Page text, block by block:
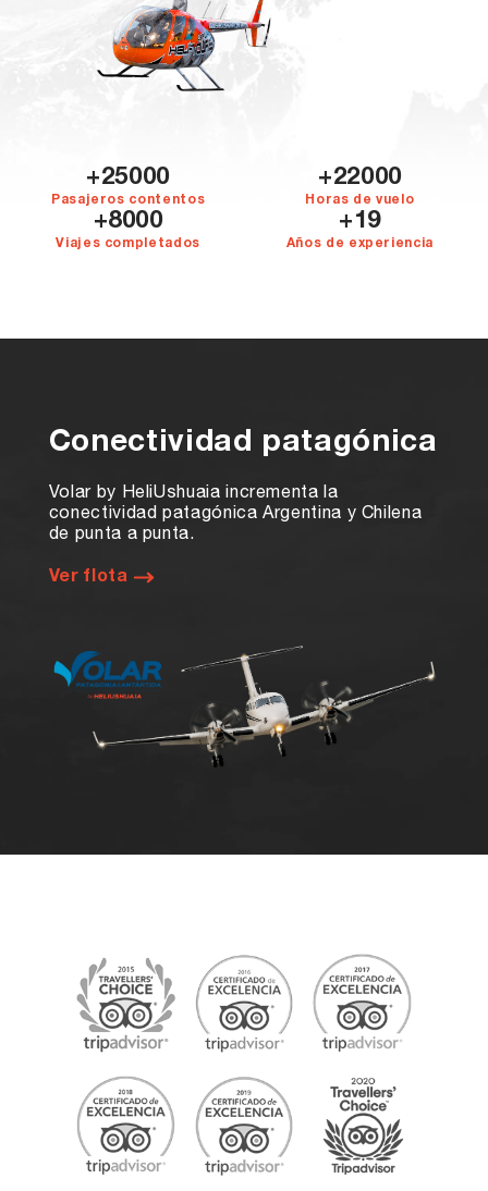
25000
Pasajeros contentos
22000
Horas de vuelo
8000
Viajes completados
19
Años de experiencia
Conectividad patagónica
Volar by HeliUshuaia incrementa la
conectividad patagónica Argentina y Chilena
de punta a punta.
Ver flota